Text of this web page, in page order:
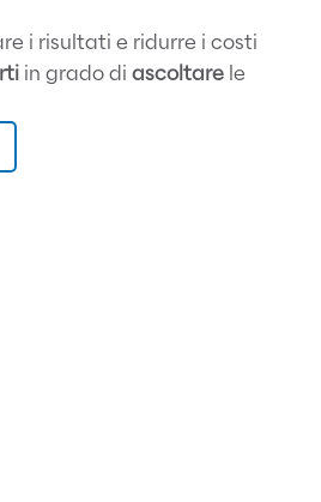
i risultati e ridurre i costi
in grado di ascoltare le